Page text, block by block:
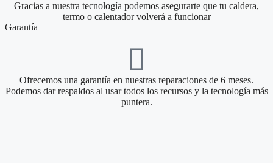
Gracias a nuestra tecnología podemos asegurarte que tu caldera,
termo o calentador volverá a funcionar
Garantía
Ofrecemos una garantía en nuestras reparaciones de 6 meses.
Podemos dar respaldos al usar todos los recursos y la tecnología más
puntera.